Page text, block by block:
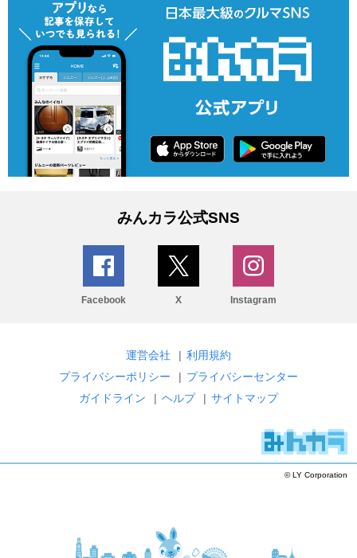
みんカラ公式SNS
Facebook X Instagram
運営会社 | 利用規約
プライバシーポリシー
| プライバシーセンター
ガイドライン
| ヘルプ | サイトマップ
© LY Corporation